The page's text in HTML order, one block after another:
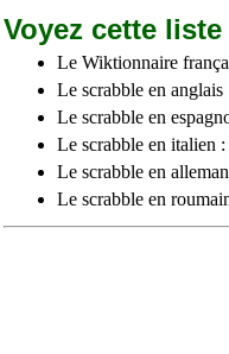
Voyez cette
Le Wiktionnaire
Le scrabble en anglais
Le scrabble en
Le scrabble en italien
Le scrabble en
Le scrabble en